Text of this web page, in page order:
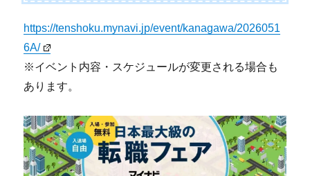
https://tenshoku.mynavi.jp/event/kanagawa/2026051
6A/
※イベント内容・スケジュールが変更される場合も
あります。